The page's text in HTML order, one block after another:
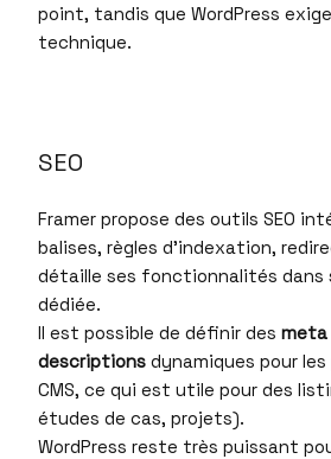
point, tandis que WordPress
technique.
SEO
Framer propose des outils SEO
balises, règles d’indexation,
détaille ses fonctionnalités dans
dédiée.
Il est possible de définir des
descriptions dynamiques pour
CMS, ce qui est utile pour des
études de cas, projets).
WordPress reste très puissant